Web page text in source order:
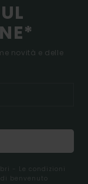
novità e delle
- Le condizioni
benvenuto